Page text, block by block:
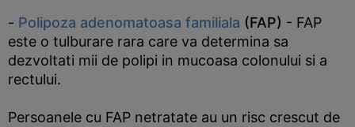
- Polipoza adenomatoasa familiala (FAP) - FAP
este o tulburare rara care va determina sa
dezvoltati mii de polipi in mucoasa colonului si a
rectului.
Persoanele cu FAP netratate au un risc crescut de